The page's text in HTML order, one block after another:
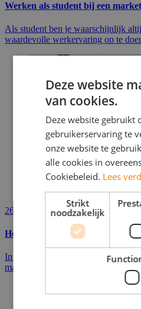
Werken als student bij een
Als student ben je waarschijnlijk
waardevolle werkervaring op te
26-06-2023
Hoe moet je netwerken op werk?
In de moderne werkomgeving
maar ook wie je kent. Netwerken is
Deze website
van cookies.
Deze website gebruikt
gebruikerservaring te
onze website te
alle cookies in
Cookiebeleid. Lees
Strikt
noodzakelijk